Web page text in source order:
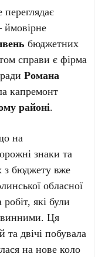
ймовірне
бюджетних
справи є фірма
Романа
капремонт
районі.
на
знаки та
з бюджету вже
обласної
які були
Ця
двічі побувала
на нове коло